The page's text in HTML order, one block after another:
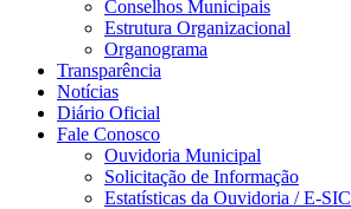
Conselhos Municipais
Estrutura Organizacional
Organograma
Transparência
Notícias
Diário Oficial
Fale Conosco
Ouvidoria Municipal
Solicitação de Informação
Estatísticas da Ouvidoria / E-SIC